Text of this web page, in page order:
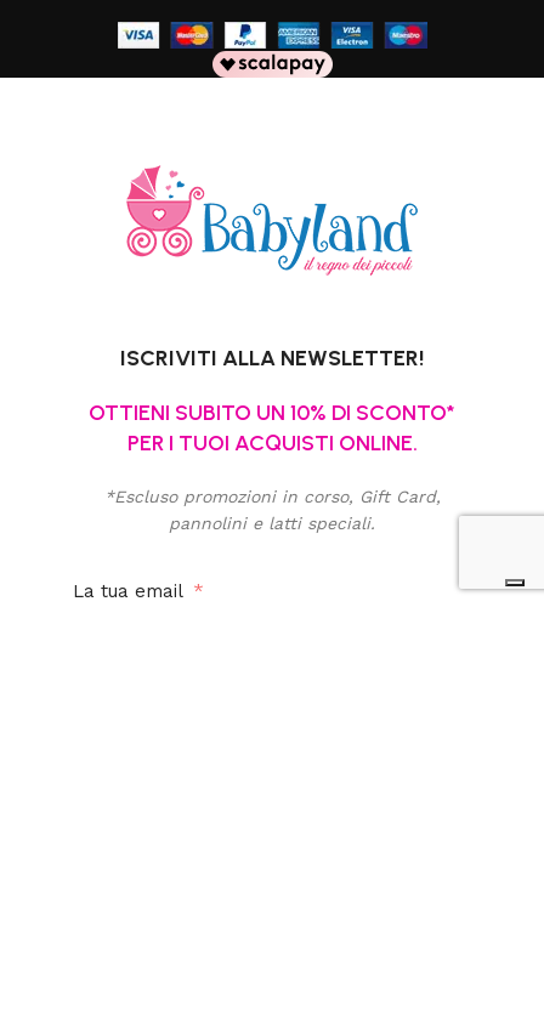
ISCRIVITI ALLA NEWSLETTER!
OTTIENI SUBITO UN 10% DI SCONTO*
PER I TUOI ACQUISTI ONLINE.
*Escluso promozioni in corso, Gift Card,
pannolini e latti speciali.
La tua email